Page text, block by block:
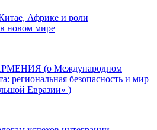
Африке и роли
в новом мире
(о Международном
региональная безопасность и мир
Евразии» )